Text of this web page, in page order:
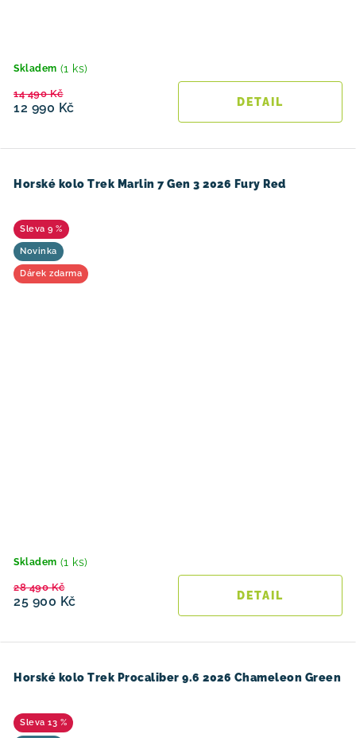
Skladem (1 ks)
12 990 Kč
14 490 Kč
Horské kolo Trek Marlin 7 Gen 3 2026 Fury Red
9 %
Novinka
Dárek zdarma
Skladem (1 ks)
25 900 Kč
28 490 Kč
Horské kolo Trek Procaliber 9.6 2026 Chameleon Green
13 %